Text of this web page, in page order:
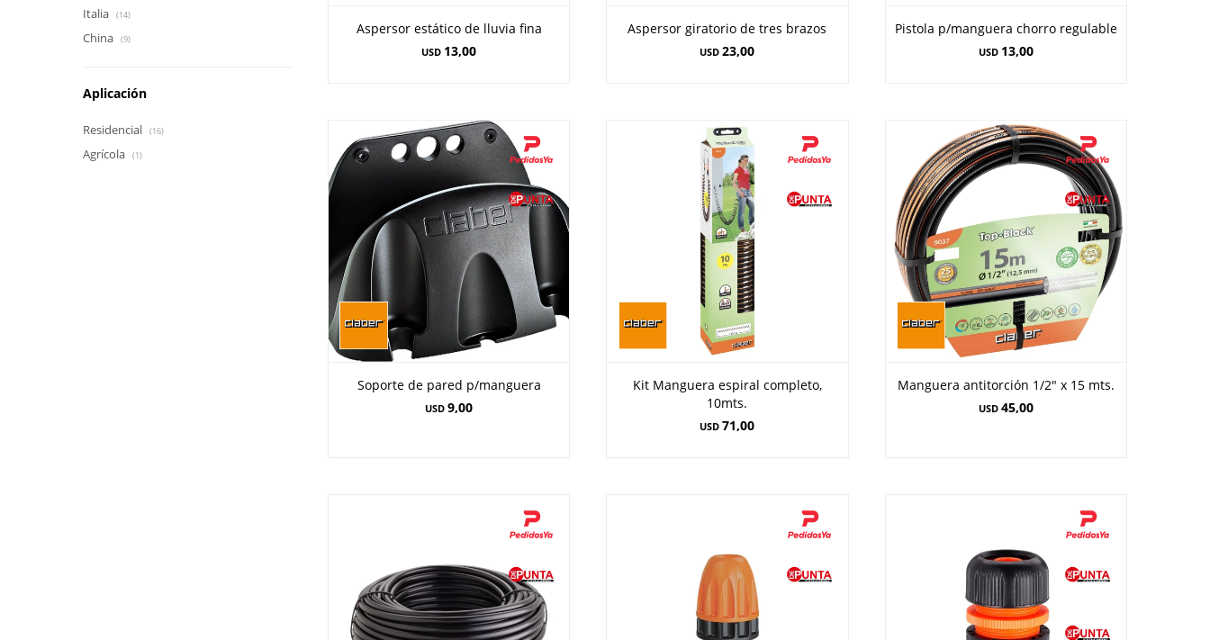
Aspersor estático de lluvia fina
USD 13,00
Aspersor giratorio de tres brazos
USD 23,00
Pistola p/manguera chorro regulable
USD 13,00
Soporte de pared p/manguera
USD 9,00
Kit Manguera espiral completo,
10mts.
USD 71,00
Manguera antitorción 1/2" x 15 mts.
USD 45,00
Italia (14)
China (9)
Aplicación
Residencial (16)
Agrícola (1)